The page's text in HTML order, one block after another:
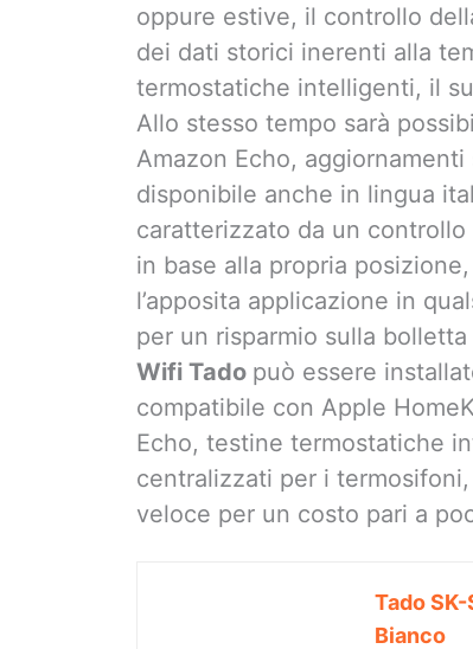
oppure estive, il controllo
dei dati storici inerenti alla
termostatiche intelligenti, il
Allo stesso tempo sarà
Amazon Echo,
disponibile anche in lingua
caratterizzato da un
in base alla propria
l’apposita applicazione in
per un risparmio sulla bolletta
Wifi Tado può essere
compatibile con Apple
Echo, testine termostatiche
centralizzati per i
veloce per un costo pari a
Tado
Bianco